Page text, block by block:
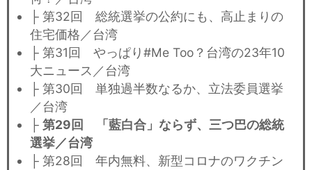
├ 第32回 総統選挙の公約にも、高止まりの
住宅価格／台湾
├ 第31回 やっぱり#Me Too？台湾の23年10
大ニュース／台湾
├ 第30回 単独過半数なるか、立法委員選挙
／台湾
├ 第29回 「藍白合」ならず、三つ巴の総統
選挙／台湾
├ 第28回 年内無料、新型コロナのワクチン